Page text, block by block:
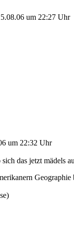
um 22:27 Uhr
um 22:32 Uhr
das jetzt mädels
Geographie